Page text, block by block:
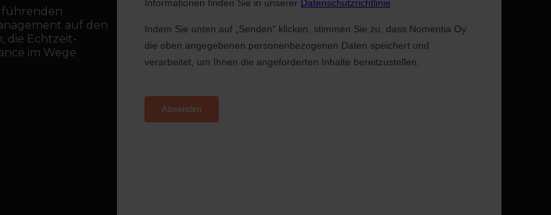
führenden
auf den
die Echtzeit-
im Wege